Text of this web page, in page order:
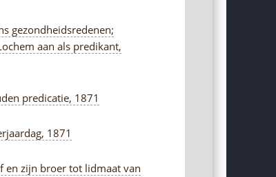
gezondheidsredenen;
aan als predikant,
predicatie, 1871
1871
en zijn broer tot lidmaat van